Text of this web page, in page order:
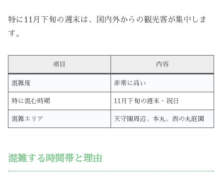
特に11月下旬の週末は、国内外からの観光客が集中しま
す。
項目 内容
混雑度 非常に高い
特に混む時期 11月下旬の週末・祝日
混雑エリア 天守閣周辺、本丸、西の丸庭園
混雑する時間帯と理由